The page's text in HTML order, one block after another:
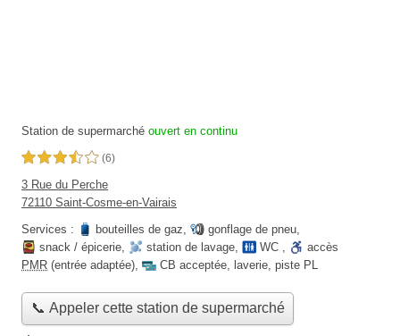
Station de supermarché ouvert en continu
3,5 étoiles sur 5 (6)
3 Rue du Perche
72110 Saint-Cosme-en-Vairais
Services :
bouteilles de gaz, gonflage de pneu,
snack / épicerie, station de lavage, WC ,
accès
PMR (entrée adaptée), CB acceptée, laverie, piste PL
📞 Appeler cette station de supermarché